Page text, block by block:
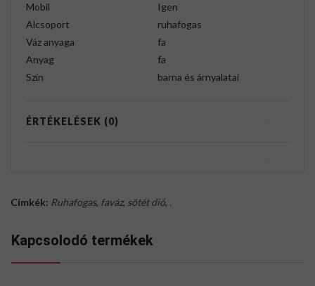
Mobil
Igen
Alcsoport
ruhafogas
Váz anyaga
fa
Anyag
fa
Szín
barna és árnyalatai
ÉRTÉKELÉSEK (0)
Címkék: Ruhafogas, faváz, sötét dió, .
Kapcsolodó termékek